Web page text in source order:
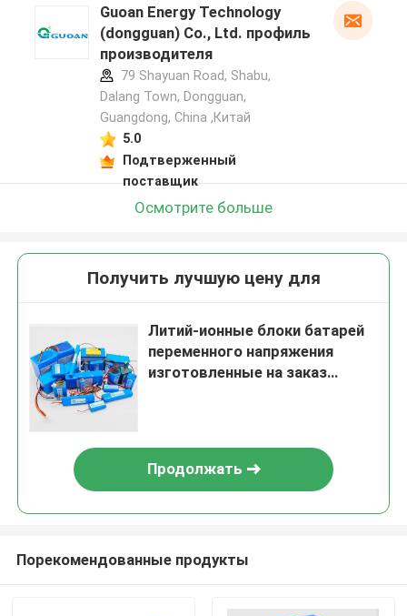
Guoan Energy Technology
(dongguan) Co., Ltd. профиль
производителя
79 Shayuan Road, Shabu,
Dalang Town, Dongguan,
Guangdong, China ,Китай
5.0
Подтверженный
поставщик
Осмотрите больше
Получить лучшую цену для
Литий-ионные блоки батарей
переменного напряжения
изготовленные на заказ
Продолжать
Порекомендованные продукты